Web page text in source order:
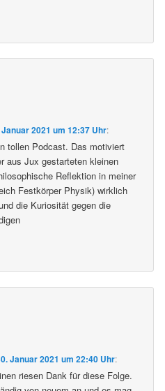
Januar 2021 um 12:37 Uhr:
tollen Podcast. Das motiviert
aus Jux gestarteten kleinen
Reflektion in meiner
Festkörper Physik) wirklich
die Kuriosität gegen die
Januar 2021 um 22:40 Uhr:
riesen Dank für diese Folge.